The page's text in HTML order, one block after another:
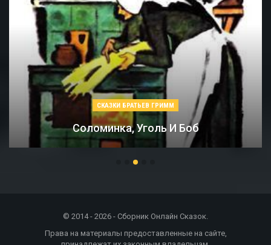
СКАЗКИ БРАТЬЕВ ГРИММ
Соломинка, Уголь И Боб
© 2014 - 2026 - Сборник Онлайн Сказок.
Права на материалы предоставленные на сайте,